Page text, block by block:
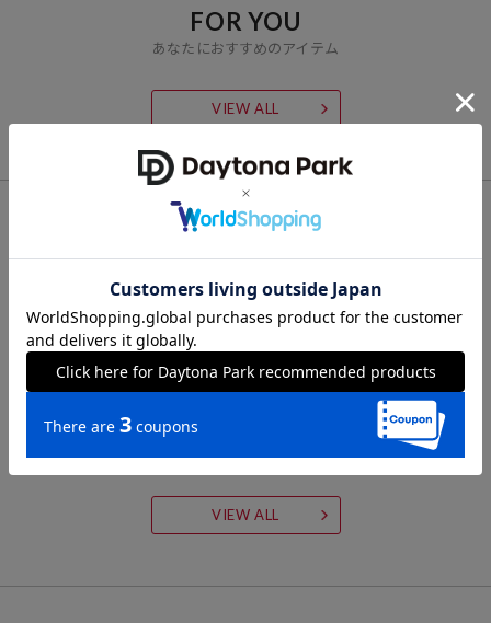
FOR YOU
あなたにおすすめのアイテム
VIEW ALL
CHECK LIST
最近チェックした商品
VIEW ALL